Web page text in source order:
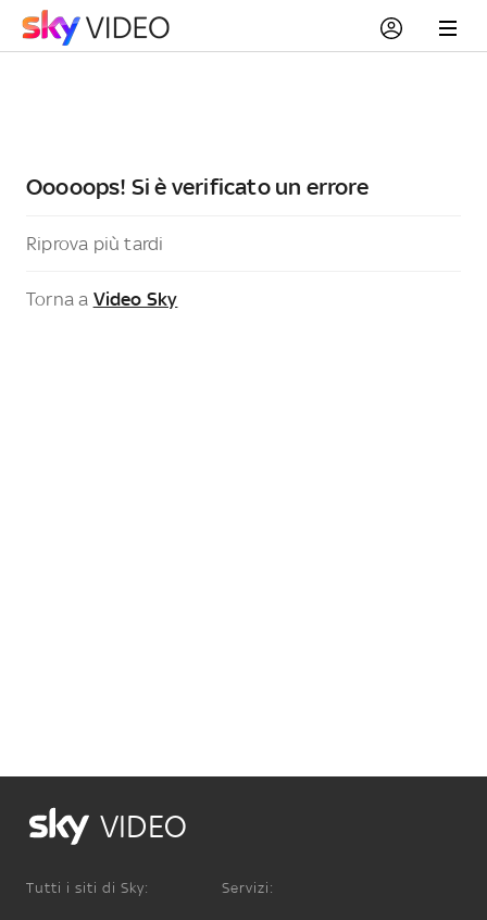
Ooooops! Si è verificato un errore
Riprova più tardi
Torna a Video Sky
VIDEO
Tutti i siti di Sky: Servizi: